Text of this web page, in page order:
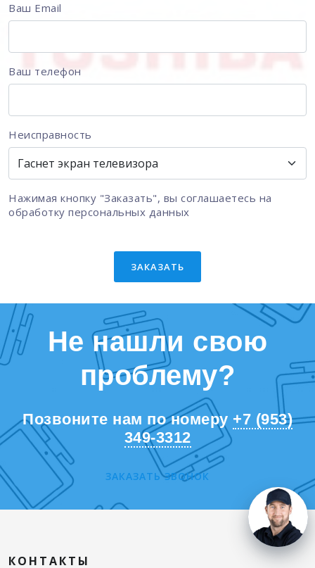
Ваш Email
Ваш телефон
Неисправность
Нажимая кнопку "Заказать", вы соглашаетесь на
обработку персональных данных
ЗАКАЗАТЬ
Не нашли свою
проблему?
Позвоните нам по номеру +7 (953)
349-3312
ЗАКАЗАТЬ ЗВОНОК
КОНТАКТЫ